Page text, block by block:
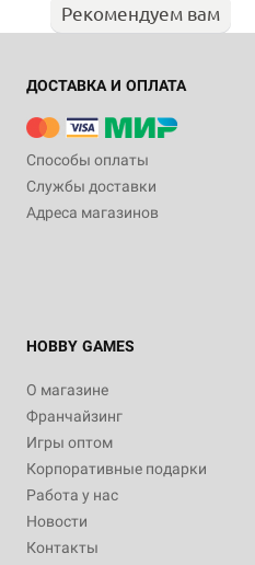
Рекомендуем вам
ДОСТАВКА И ОПЛАТА
Способы оплаты
Службы доставки
Адреса магазинов
HOBBY GAMES
О магазине
Франчайзинг
Игры оптом
Корпоративные подарки
Работа у нас
Новости
Контакты